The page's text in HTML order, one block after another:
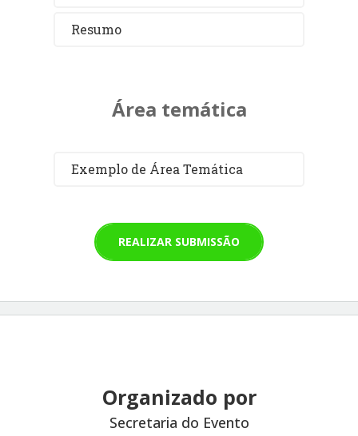
Resumo
Área temática
Exemplo de Área Temática
REALIZAR SUBMISSÃO
Organizado por
Secretaria do Evento